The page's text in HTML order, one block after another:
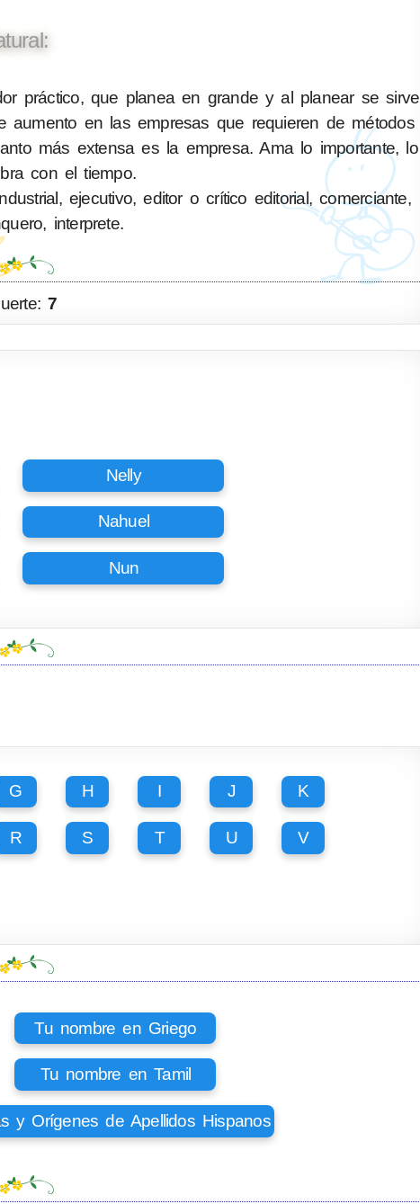
práctico, que planea en grande y al planear se sirve
aumento en las empresas que requieren de métodos
más extensa es la empresa. Ama lo importante, lo
con el tiempo.
ejecutivo, editor o crítico editorial, comerciante,
interprete.
7
Nelly
Nahuel
Nun
G H I J K
R S T U V
Tu nombre en Griego
Tu nombre en Tamil
y Orígenes de Apellidos Hispanos